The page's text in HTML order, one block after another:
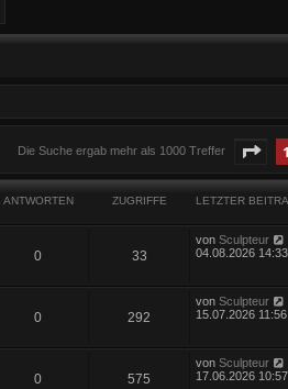
Die Suche ergab mehr als 1000 Treffer Seite
1
ANTWORTEN ZUGRIFFE LETZTER
0 33
von Sculpteur
04.08.2026 14:33
0 292
von Sculpteur
15.07.2026 11:56
0 575
von Sculpteur
17.06.2026 10:57